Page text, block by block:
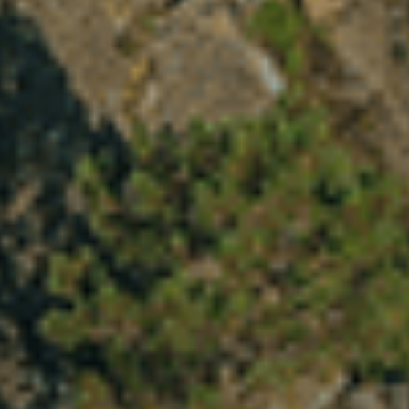
VER TODAS
Últimas Publicações